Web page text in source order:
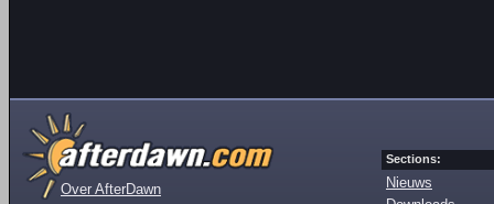
Over AfterDawn
Sections:
Nieuws